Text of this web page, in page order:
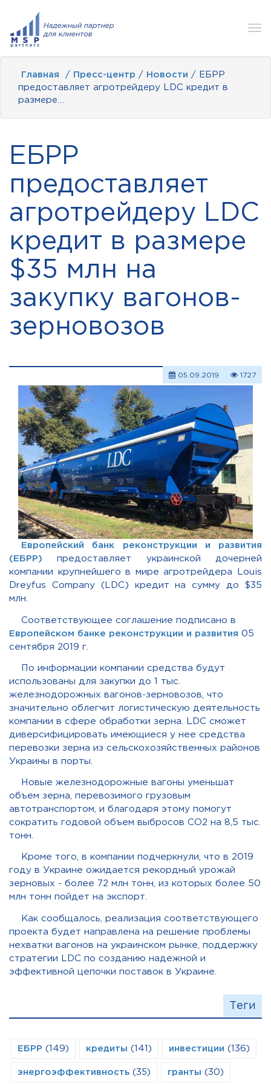
Главная / Пресс-центр / Новости / ЕБРР
предоставляет агротрейдеру LDC кредит в
размере…
ЕБРР
предоставляет
агротрейдеру LDC
кредит в размере
$35 млн на
закупку вагонов-
зерновозов
05.09.2019 1727
Европейский банк реконструкции и развития
(ЕБРР) предоставляет украинской дочерней
компании крупнейшего в мире агротрейдера Louis
Dreyfus Company (LDC) кредит на сумму до $35
млн.
Соответствующее соглашение подписано в
Европейском банке реконструкции и развития 05
сентября 2019 г.
По информации компании средства будут
использованы для закупки до 1 тыс.
железнодорожных вагонов-зерновозов, что
значительно облегчит логистическую деятельность
компании в сфере обработки зерна. LDC сможет
диверсифицировать имеющиеся у нее средства
перевозки зерна из сельскохозяйственных районов
Украины в порты.
Новые железнодорожные вагоны уменьшат
объем зерна, перевозимого грузовым
автотранспортом, и благодаря этому помогут
сократить годовой объем выбросов CO2 на 8,5 тыс.
тонн.
Кроме того, в компании подчеркнули, что в 2019
году в Украине ожидается рекордный урожай
зерновых - более 72 млн тонн, из которых более 50
млн тонн пойдет на экспорт.
Как сообщалось, реализация соответствующего
проекта будет направлена на решение проблемы
нехватки вагонов на украинском рынке, поддержку
стратегии LDC по созданию надежной и
эффективной цепочки поставок в Украине.
Теги
ЕБРР (149) кредиты (141) инвестиции (136)
энергоэффективность (35) гранты (30)